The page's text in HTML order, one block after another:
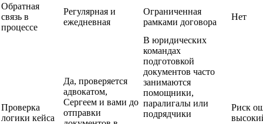
Обратная
связь в
процессе
Регулярная и
ежедневная
Ограниченная
рамками договора
Нет
Проверка
логики кейса
Да, проверяется
адвокатом,
Сергеем и вами до
отправки
В юридических
командах
подготовкой
документов часто
занимаются
помощники,
паралигалы или
подрядчики
Риск